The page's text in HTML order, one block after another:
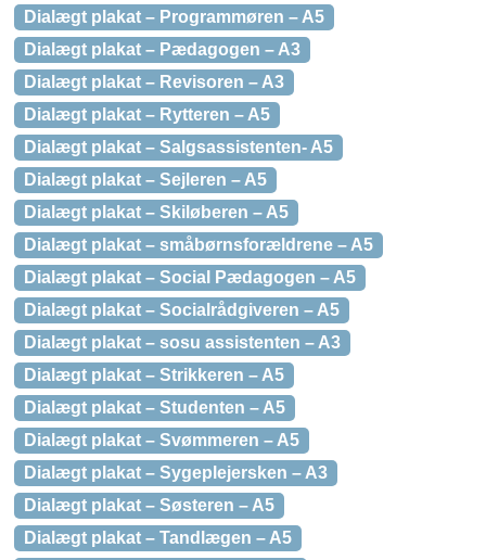
Dialægt plakat – Programmøren – A5
Dialægt plakat – Pædagogen – A3
Dialægt plakat – Revisoren – A3
Dialægt plakat – Rytteren – A5
Dialægt plakat – Salgsassistenten- A5
Dialægt plakat – Sejleren – A5
Dialægt plakat – Skiløberen – A5
Dialægt plakat – småbørnsforældrene – A5
Dialægt plakat – Social Pædagogen – A5
Dialægt plakat – Socialrådgiveren – A5
Dialægt plakat – sosu assistenten – A3
Dialægt plakat – Strikkeren – A5
Dialægt plakat – Studenten – A5
Dialægt plakat – Svømmeren – A5
Dialægt plakat – Sygeplejersken – A3
Dialægt plakat – Søsteren – A5
Dialægt plakat – Tandlægen – A5